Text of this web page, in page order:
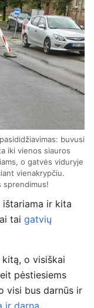
buvusi
iki vienos siauros
o gatvės viduryje
vienakrypčiu.
sprendimus!
ištariama ir kita
tai gatvių
o visiškai
pėstiesiems
visi bus darnūs ir
ir darna,